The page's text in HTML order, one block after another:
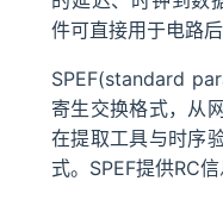
件可直接用于电路后
SPEF(standard
寄生交换格式，从
在提取工具与时序
式。SPEF提供RC